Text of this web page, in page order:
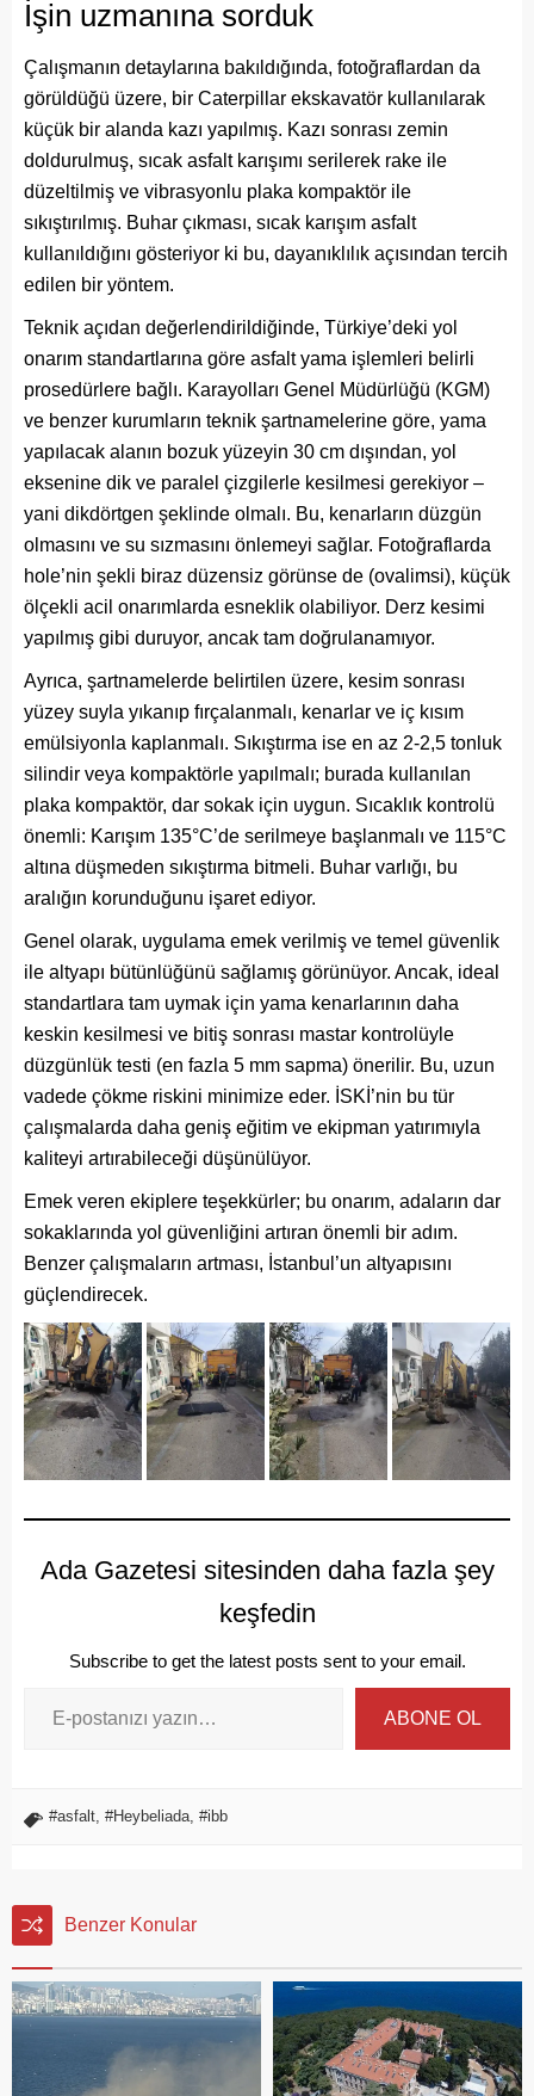
İşin uzmanına sorduk
Çalışmanın detaylarına bakıldığında, fotoğraflardan da
görüldüğü üzere, bir Caterpillar ekskavatör kullanılarak
küçük bir alanda kazı yapılmış. Kazı sonrası zemin
doldurulmuş, sıcak asfalt karışımı serilerek rake ile
düzeltilmiş ve vibrasyonlu plaka kompaktör ile
sıkıştırılmış. Buhar çıkması, sıcak karışım asfalt
kullanıldığını gösteriyor ki bu, dayanıklılık açısından tercih
edilen bir yöntem.
Teknik açıdan değerlendirildiğinde, Türkiye’deki yol
onarım standartlarına göre asfalt yama işlemleri belirli
prosedürlere bağlı. Karayolları Genel Müdürlüğü (KGM)
ve benzer kurumların teknik şartnamelerine göre, yama
yapılacak alanın bozuk yüzeyin 30 cm dışından, yol
eksenine dik ve paralel çizgilerle kesilmesi gerekiyor –
yani dikdörtgen şeklinde olmalı. Bu, kenarların düzgün
olmasını ve su sızmasını önlemeyi sağlar. Fotoğraflarda
hole’nin şekli biraz düzensiz görünse de (ovalimsi), küçük
ölçekli acil onarımlarda esneklik olabiliyor. Derz kesimi
yapılmış gibi duruyor, ancak tam doğrulanamıyor.
Ayrıca, şartnamelerde belirtilen üzere, kesim sonrası
yüzey suyla yıkanıp fırçalanmalı, kenarlar ve iç kısım
emülsiyonla kaplanmalı. Sıkıştırma ise en az 2-2,5 tonluk
silindir veya kompaktörle yapılmalı; burada kullanılan
plaka kompaktör, dar sokak için uygun. Sıcaklık kontrolü
önemli: Karışım 135°C’de serilmeye başlanmalı ve 115°C
altına düşmeden sıkıştırma bitmeli. Buhar varlığı, bu
aralığın korunduğunu işaret ediyor.
Genel olarak, uygulama emek verilmiş ve temel güvenlik
ile altyapı bütünlüğünü sağlamış görünüyor. Ancak, ideal
standartlara tam uymak için yama kenarlarının daha
keskin kesilmesi ve bitiş sonrası mastar kontrolüyle
düzgünlük testi (en fazla 5 mm sapma) önerilir. Bu, uzun
vadede çökme riskini minimize eder. İSKİ’nin bu tür
çalışmalarda daha geniş eğitim ve ekipman yatırımıyla
kaliteyi artırabileceği düşünülüyor.
Emek veren ekiplere teşekkürler; bu onarım, adaların dar
sokaklarında yol güvenliğini artıran önemli bir adım.
Benzer çalışmaların artması, İstanbul’un altyapısını
güçlendirecek.
Ada Gazetesi sitesinden daha fazla şey
keşfedin
Subscribe to get the latest posts sent to your email.
ABONE OL
#asfalt, #Heybeliada, #ibb
Benzer Konular